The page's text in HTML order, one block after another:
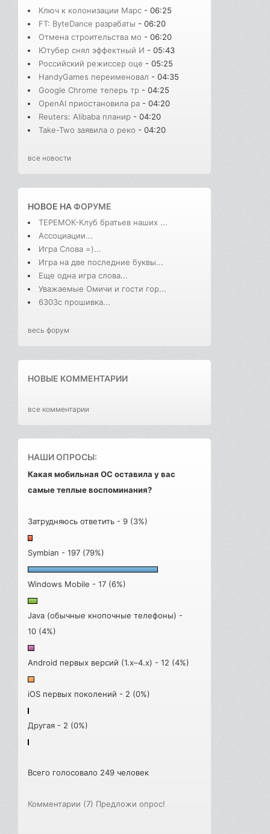
Ключ к колонизации Марс - 06:25
FT: ByteDance разрабаты - 06:20
Отмена строительства мо - 06:20
Ютубер снял эффектный И - 05:43
Российский режиссер оце - 05:25
HandyGames переименовал - 04:35
Google Chrome теперь тр - 04:25
OpenAI приостановила ра - 04:20
Reuters: Alibaba планир - 04:20
Take-Two заявила о реко - 04:20
все новости
НОВОЕ НАФОРУМЕ
ТЕРЕМОК-Клуб братьев наших ...
Ассоциации...
Игра Слова =)...
Игра на две последние буквы...
Еще одна игра слова...
Уважаемые Омичи и гости гор...
6303с прошивка...
весь форум
НОВЫЕ КОММЕНТАРИИ
все комментарии
НАШИ ОПРОСЫ:
Какая мобильная ОС оставила у вас
самые теплые воспоминания?
Затрудняюсь ответить - 9 (3%)
Symbian - 197 (79%)
Windows Mobile - 17 (6%)
Java (обычные кнопочные телефоны) -
10 (4%)
Android первых версий (1.x–4.x) - 12 (4%)
iOS первых поколений - 2 (0%)
Другая - 2 (0%)
Всего голосовало 249 человек
Комментарии (7) Предложи опрос!